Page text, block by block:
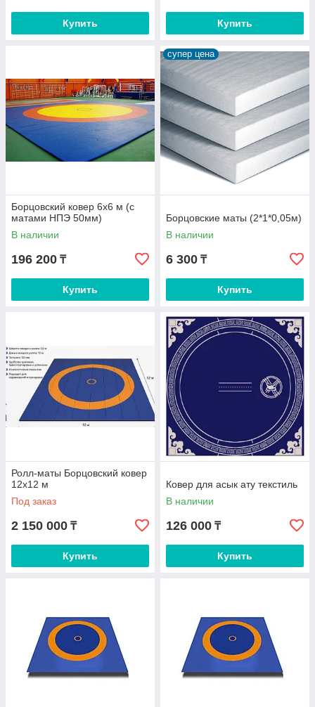
Купить Купить
Борцовский ковер 6х6 м (с
матами НПЭ 50мм)
В наличии
196 200 ₸
Купить
супер цена
Борцовские маты (2*1*0,05м)
В наличии
6 300 ₸
Купить
Ролл-маты Борцовский ковер
12х12 м
Под заказ
2 150 000 ₸
Купить
Ковер для асык ату текстиль
В наличии
126 000 ₸
Купить